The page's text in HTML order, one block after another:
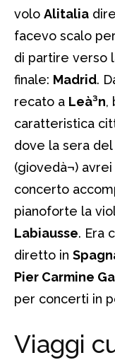
volo Alitalia
facevo scalo
di partire verso
finale: Madrid.
recato a Leà³n,
caratteristica
dove la sera
(giovedà¬)
concerto
pianoforte la
Labiausse. Era
diretto in
Pier Carmine
per concerti in
Viaggi